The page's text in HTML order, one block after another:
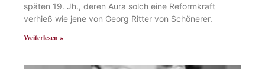
späten 19. Jh., deren Aura solch eine Reformkraft
verhieß wie jene von Georg Ritter von Schönerer.
Weiterlesen »